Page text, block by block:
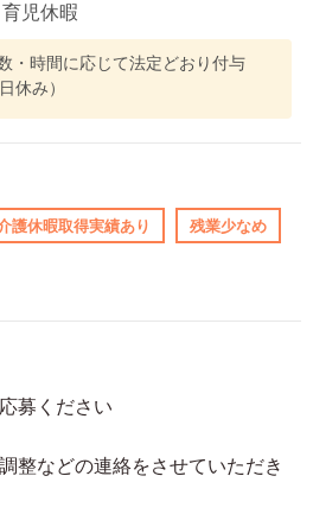
児休暇
・時間に応じて法定どおり付与
休み）
護休暇取得実績あり 残業少なめ
募ください
整などの連絡をさせていただき